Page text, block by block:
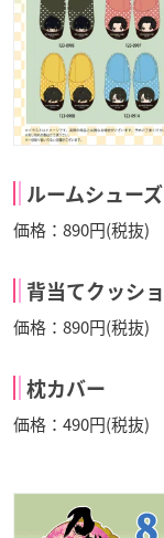
ルームシューズ
価格：890円(税抜)
背当てクッシ
価格：890円(税抜)
枕カバー
価格：490円(税抜)